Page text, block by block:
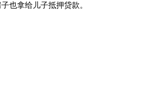
也拿给儿子抵押贷款。